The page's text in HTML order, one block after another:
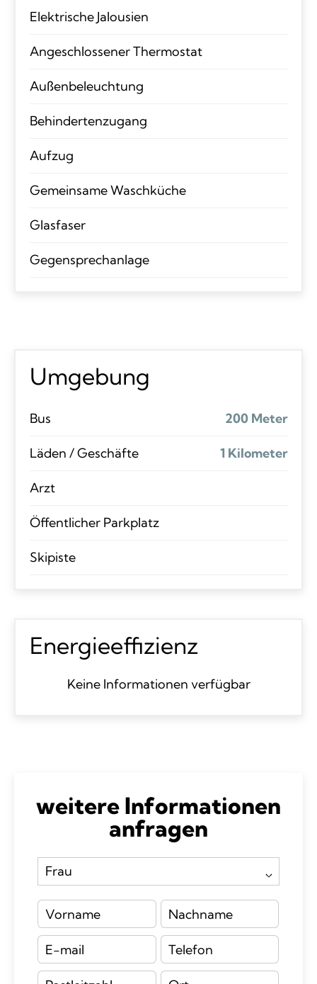
Elektrische Jalousien
Angeschlossener Thermostat
Außenbeleuchtung
Behindertenzugang
Aufzug
Gemeinsame Waschküche
Glasfaser
Gegensprechanlage
Umgebung
Bus 200 Meter
Läden / Geschäfte 1 Kilometer
Arzt
Öffentlicher Parkplatz
Skipiste
Energieeffizienz
Keine Informationen verfügbar
weitere Informationen
anfragen